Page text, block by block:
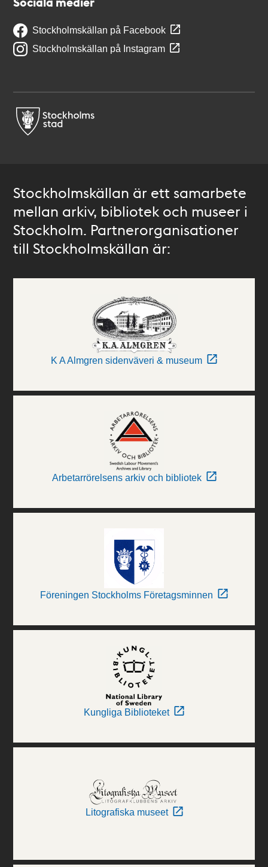
Stockholmskällan på Facebook
Stockholmskällan på Instagram
Stockholmskällan är ett samarbete
mellan arkiv, bibliotek och museer i
Stockholm. Partnerorganisationer
till Stockholmskällan är:
K A Almgren sidenväveri & museum
Arbetarrörelsens arkiv och bibliotek
Föreningen Stockholms Företagsminnen
Kungliga Biblioteket
Litografiska museet